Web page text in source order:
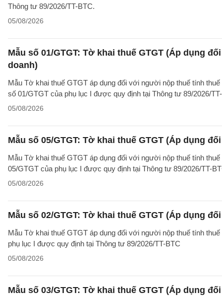
Thông tư 89/2026/TT-BTC.
05/08/2026
Mẫu số 01/GTGT: Tờ khai thuế GTGT (Áp dụng
doanh)
Mẫu Tờ khai thuế GTGT áp dụng đối với người nộp thuế tính
số 01/GTGT của phụ lục I được quy định tại Thông tư 89/2026/
05/08/2026
Mẫu số 05/GTGT: Tờ khai thuế GTGT (Áp dụng
Mẫu Tờ khai thuế GTGT áp dụng đối với người nộp thuế tính
05/GTGT của phụ lục I được quy định tại Thông tư 89/2026/TT-
05/08/2026
Mẫu số 02/GTGT: Tờ khai thuế GTGT (Áp dụng
Mẫu Tờ khai thuế GTGT áp dụng đối với người nộp thuế tính
phụ lục I được quy định tại Thông tư 89/2026/TT-BTC
05/08/2026
Mẫu số 03/GTGT: Tờ khai thuế GTGT (Áp dụng